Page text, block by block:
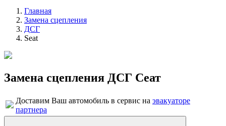
Главная
Замена сцепления
ДСГ
Seat
Замена сцепления ДСГ Сеат
Доставим Ваш автомобиль в сервис на эвакуаторе
партнера